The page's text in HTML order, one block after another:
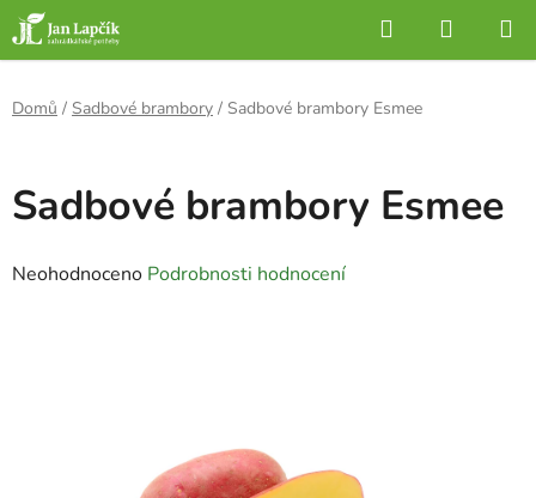
Přejít
na
obsah
Hledat
KOŠÍK
Domů / Sadbové brambory / Sadbové brambory Esmee
Sadbové brambory Esmee
Průměrné
Neohodnoceno Podrobnosti hodnocení